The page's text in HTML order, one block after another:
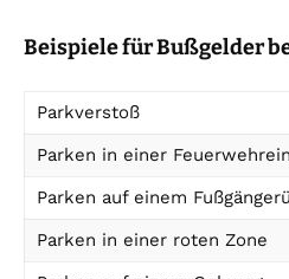
Beispiele für Bußgelder
Parkverstoß
Parken in einer
Parken auf einem
Parken in einer roten Zone